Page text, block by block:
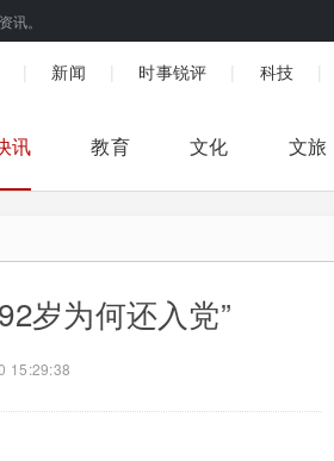
讯。
新闻 时事锐评 科技
讯 教育 文化 文旅
岁为何还入党”
15:29:38